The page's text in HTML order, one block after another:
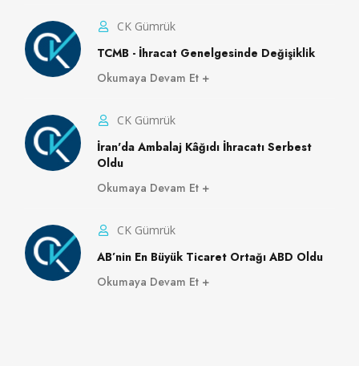
CK Gümrük
TCMB - İhracat Genelgesinde Değişiklik
Okumaya Devam Et
CK Gümrük
İran'da Ambalaj Kâğıdı İhracatı Serbest
Oldu
Okumaya Devam Et
CK Gümrük
AB’nin En Büyük Ticaret Ortağı ABD Oldu
Okumaya Devam Et